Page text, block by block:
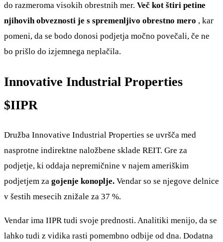
do razmeroma visokih obrestnih mer. Več kot štiri petine
njihovih obveznosti je s spremenljivo obrestno mero , kar
pomeni, da se bodo donosi podjetja močno povečali, če ne
bo prišlo do izjemnega neplačila.
Innovative Industrial Properties
$IIPR
Družba Innovative Industrial Properties se uvršča med
nasprotne indirektne naložbene sklade REIT. Gre za
podjetje, ki oddaja nepremičnine v najem ameriškim
podjetjem za gojenje konoplje. Vendar so se njegove delnice
v šestih mesecih znižale za 37 %.
Vendar ima IIPR tudi svoje prednosti. Analitiki menijo, da se
lahko tudi z vidika rasti pomembno odbije od dna. Dodatna